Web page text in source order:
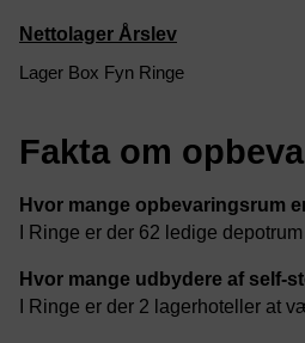
Nettolager Årslev
Lager Box Fyn Ringe
Fakta om
Hvor mange opbevaringsrum
I Ringe er der 62 ledige
Hvor mange udbydere af self-
I Ringe er der 2 lagerhoteller at